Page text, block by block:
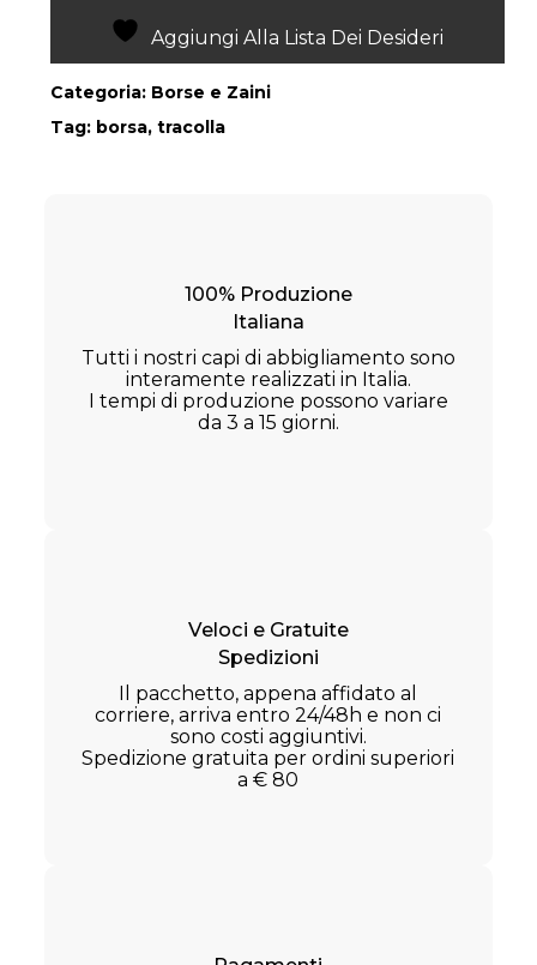
Aggiungi Alla Lista Dei Desideri
Categoria: Borse e Zaini
Tag: borsa, tracolla
100% Produzione
Italiana
Tutti i nostri capi di abbigliamento sono
interamente realizzati in Italia.
I tempi di produzione possono variare
da 3 a 15 giorni.
Veloci e Gratuite
Spedizioni
Il pacchetto, appena affidato al
corriere, arriva entro 24/48h e non ci
sono costi aggiuntivi.
Spedizione gratuita per ordini superiori
a € 80